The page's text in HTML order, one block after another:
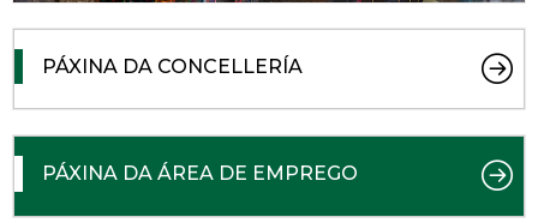
PÁXINA DA CONCELLERÍA
PÁXINA DA ÁREA DE EMPREGO